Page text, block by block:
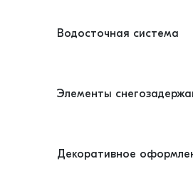
Водосточная система
Элементы
Декоративное